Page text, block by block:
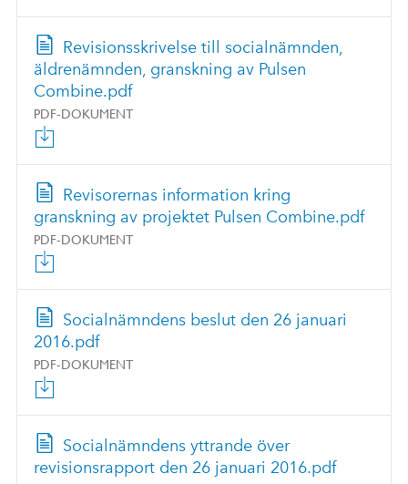
Revisionsskrivelse till socialnämnden,
äldrenämnden, granskning av Pulsen
Combine.pdf
PDF-DOKUMENT
Revisorernas information kring
granskning av projektet Pulsen Combine.pdf
PDF-DOKUMENT
Socialnämndens beslut den 26 januari
2016.pdf
PDF-DOKUMENT
Socialnämndens yttrande över
revisionsrapport den 26 januari 2016.pdf